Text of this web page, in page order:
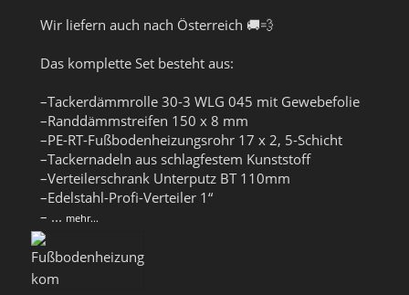
Wir liefern auch nach Österreich 🚚💨
Das komplette Set besteht aus:
–Tackerdämmrolle 30-3 WLG 045 mit Gewebefolie
–Randdämmstreifen 150 x 8 mm
–PE-RT-Fußbodenheizungsrohr 17 x 2, 5-Schicht
–Tackernadeln aus schlagfestem Kunststoff
–Verteilerschrank Unterputz BT 110mm
–Edelstahl-Profi-Verteiler 1“
– ... mehr...